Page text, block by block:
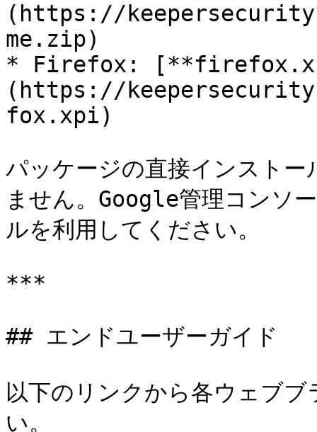
(https://
me.zip)
* Firefox:
(https://
fox.xpi)
パッケージの直接インスト
ません。Google管理コンソ
ルを利用してください。
***
## エンドユーザーガイド
以下のリンクから各ウェブ
い。